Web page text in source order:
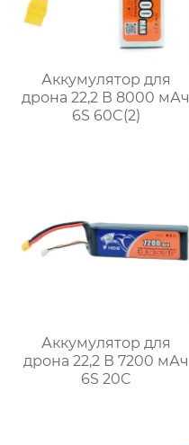
Аккумулятор для
дрона 22,2 В 8000 мАч
6S 60C(2)
Аккумулятор для
дрона 22,2 В 7200 мАч
6S 20C